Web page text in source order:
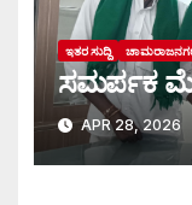
ಇತರ ಸುದ್ದಿ
ಸಮರ್ಪಕ
APR 28, 2026